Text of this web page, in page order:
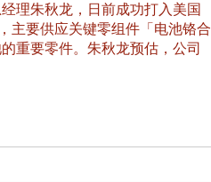
理朱秋龙，日前成功打入美国
主要供应关键零组件「电池铬合
重要零件。朱秋龙预估，公司